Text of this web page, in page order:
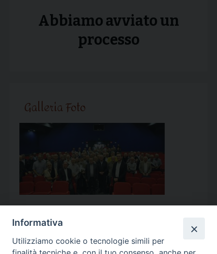
Abbiamo avviato un
processo
Galleria Foto
Calendario Appuntamenti
Informativa
Utilizziamo cookie o tecnologie simili per